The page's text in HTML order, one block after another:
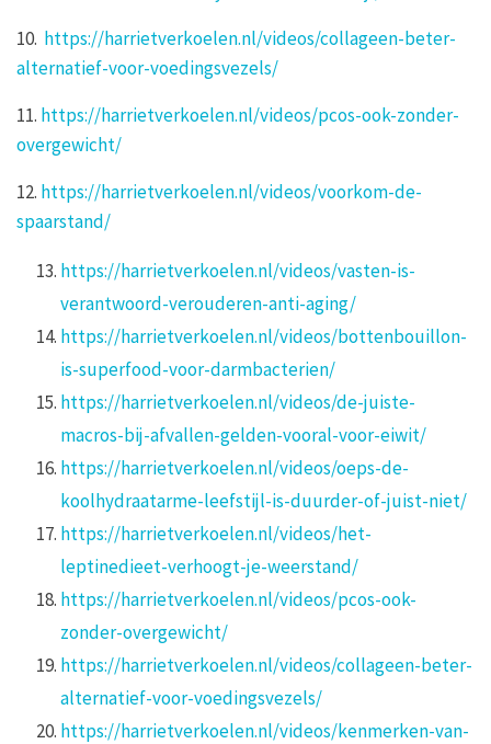
10. https://harrietverkoelen.nl/videos/collageen-beter-
alternatief-voor-voedingsvezels/
11. https://harrietverkoelen.nl/videos/pcos-ook-zonder-
overgewicht/
12. https://harrietverkoelen.nl/videos/voorkom-de-
spaarstand/
https://harrietverkoelen.nl/videos/vasten-is-
verantwoord-verouderen-anti-aging/
https://harrietverkoelen.nl/videos/bottenbouillon-
is-superfood-voor-darmbacterien/
https://harrietverkoelen.nl/videos/de-juiste-
macros-bij-afvallen-gelden-vooral-voor-eiwit/
https://harrietverkoelen.nl/videos/oeps-de-
koolhydraatarme-leefstijl-is-duurder-of-juist-niet/
https://harrietverkoelen.nl/videos/het-
leptinedieet-verhoogt-je-weerstand/
https://harrietverkoelen.nl/videos/pcos-ook-
zonder-overgewicht/
https://harrietverkoelen.nl/videos/collageen-beter-
alternatief-voor-voedingsvezels/
https://harrietverkoelen.nl/videos/kenmerken-van-